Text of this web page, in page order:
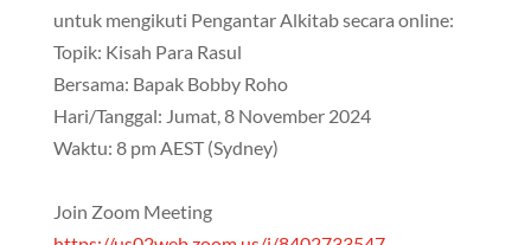
untuk mengikuti Pengantar Alkitab secara online:
Topik: Kisah Para Rasul
Bersama: Bapak Bobby Roho
Hari/Tanggal: Jumat, 8 November 2024
Waktu: 8 pm AEST (Sydney)
Join Zoom Meeting